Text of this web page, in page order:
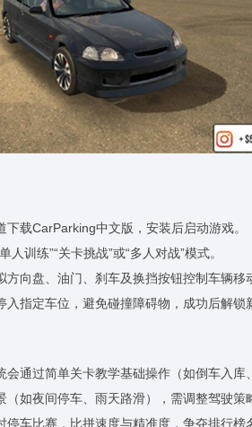
载CarParking中文版，安装后启动游戏。
训练”“关卡挑战”或“多人对战”模式。
向盘、油门、刹车及换挡按钮控制车辆移
指定车位，避免碰撞障碍物，成功后解锁
通过简单关卡教学基础操作（如倒车入库
如夜间停车、雨天路滑），需调整驾驶策
车比赛，比拼速度与精准度，争夺排行榜